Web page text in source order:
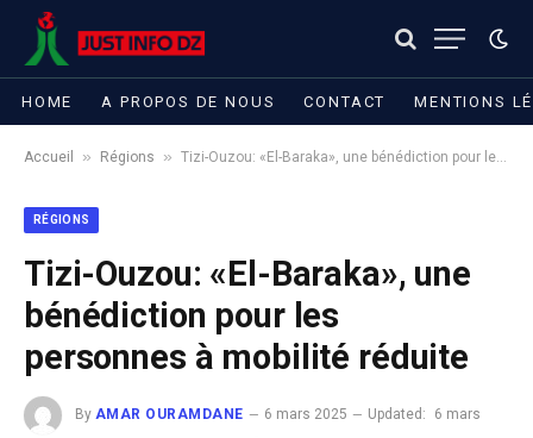
HOME A PROPOS DE NOUS CONTACT MENTIONS
Accueil » Régions » Tizi-Ouzou: «El-Baraka», une bénédiction pour les personnes à mobilité réduite
RÉGIONS
Tizi-Ouzou: «El-Baraka», une
bénédiction pour les
personnes à mobilité réduite
By AMAR OURAMDANE 6 mars 2025 Updated:
6 mars